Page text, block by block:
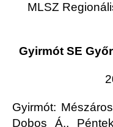
MLSZ
Gyirmót SE
Gyirmót:
Dobos Á.,